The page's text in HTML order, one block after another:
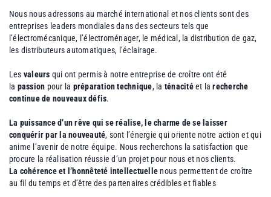
Nous nous adressons au marché international et nos clients sont des
entreprises leaders mondiales dans des secteurs tels que
l’électromécanique, l’électroménager, le médical, la distribution de gaz,
les distributeurs automatiques, l’éclairage.
Les valeurs qui ont permis à notre entreprise de croître ont été
la passion pour la préparation technique, la ténacitéet larecherche
continue de nouveaux défis.
La puissance d’un rêve qui se réalise, le charme de se laisser
conquérir par la nouveauté, sont l’énergie qui oriente notre action et qui
anime l’avenir de notre équipe. Nous recherchons la satisfaction que
procure la réalisation réussie d’un projet pour nous et nos clients.
La cohérence et l’honnêteté intellectuelle nous permettent de croître
au fil du temps et d’être des partenaires crédibles et fiables